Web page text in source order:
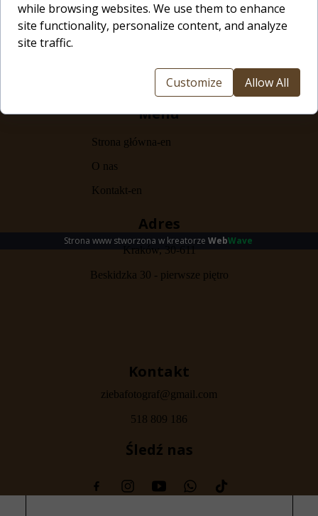
Adres
Kraków, 30-611
Beskidzka 30 - pierwsze piętro
Kontakt
ziebafotograf@gmail.com
518 809 186
Menu
Strona główna-en
O nas
Kontakt-en
Śledź nas
Strona www stworzona w kreatorze WebWave
while browsing websites. We use them to enhance
site functionality, personalize content, and analyze
site traffic.
Customize Allow All